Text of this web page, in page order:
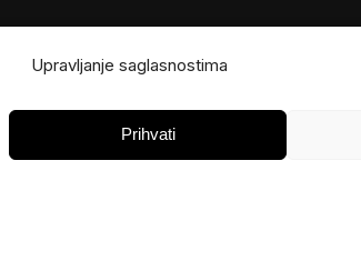
Upravljanje saglasnostima
Prihvati
POMOĆ
Politika privatnosti